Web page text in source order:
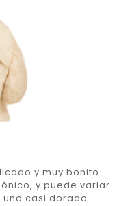
y muy bonito.
y puede variar
casi dorado.